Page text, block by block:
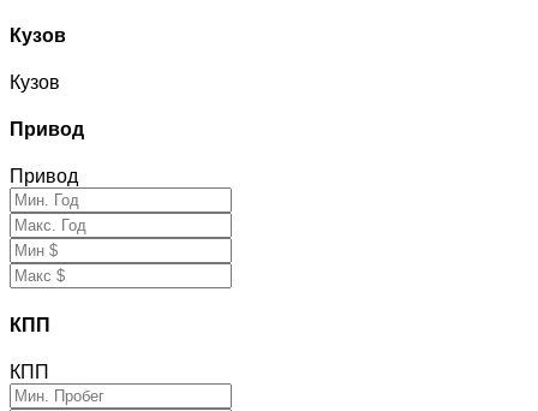
Кузов
Кузов
Привод
Привод
КПП
КПП